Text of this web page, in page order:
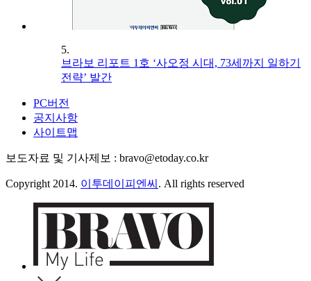
5.
브라보 리포트 1호 ‘사오정 시대, 73세까지 일하기
전략’ 발간
PC버전
공지사항
사이트맵
보도자료 및 기사제보 : bravo@etoday.co.kr
Copyright 2014. 이투데이피엔씨 . All rights reserved